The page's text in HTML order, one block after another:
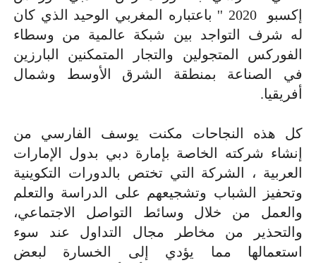
إكسبو 2020 '' باعتباره المغربي الوحيد الذي كان
له شرف التواجد بين شبكة عالمية من وسطاء
الفوركس المتجولين والتجار المتمكنين البارزين
في الصناعة بمنطقة الشرق الأوسط وشمال
أفريقيا.
كل هذه النجاحات مكنت يوسف الفارسي من
إنشاء شركته الخاصة بإمارة دبي بدول الإمارات
العربية ، الشركة التي تختص بالدورات التكوينية
وتحفيز الشباب وتشجيعهم على الدراسة والتعلم
والعمل من خلال وسائط التواصل الاجتماعي،
والتحذير من مخاطر مجال التداول عند سوء
استعمالها مما يؤدي إلى الخسارة لبعض